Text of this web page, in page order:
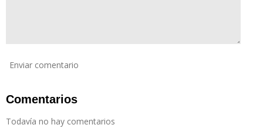
Enviar comentario
Comentarios
Todavía no hay comentarios